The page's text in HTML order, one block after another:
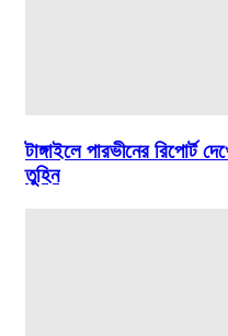
টাঙ্গাইলে পারভীনের রিপোর্ট
তুহিন